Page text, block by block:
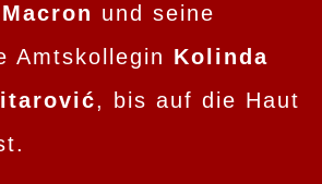
und seine
Amtskollegin Kolinda
, bis auf die Haut